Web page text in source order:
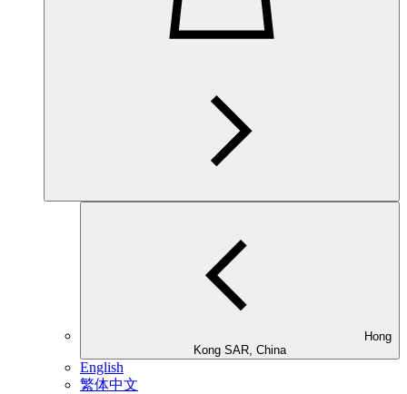
Kong SAR, China
English
繁体中文